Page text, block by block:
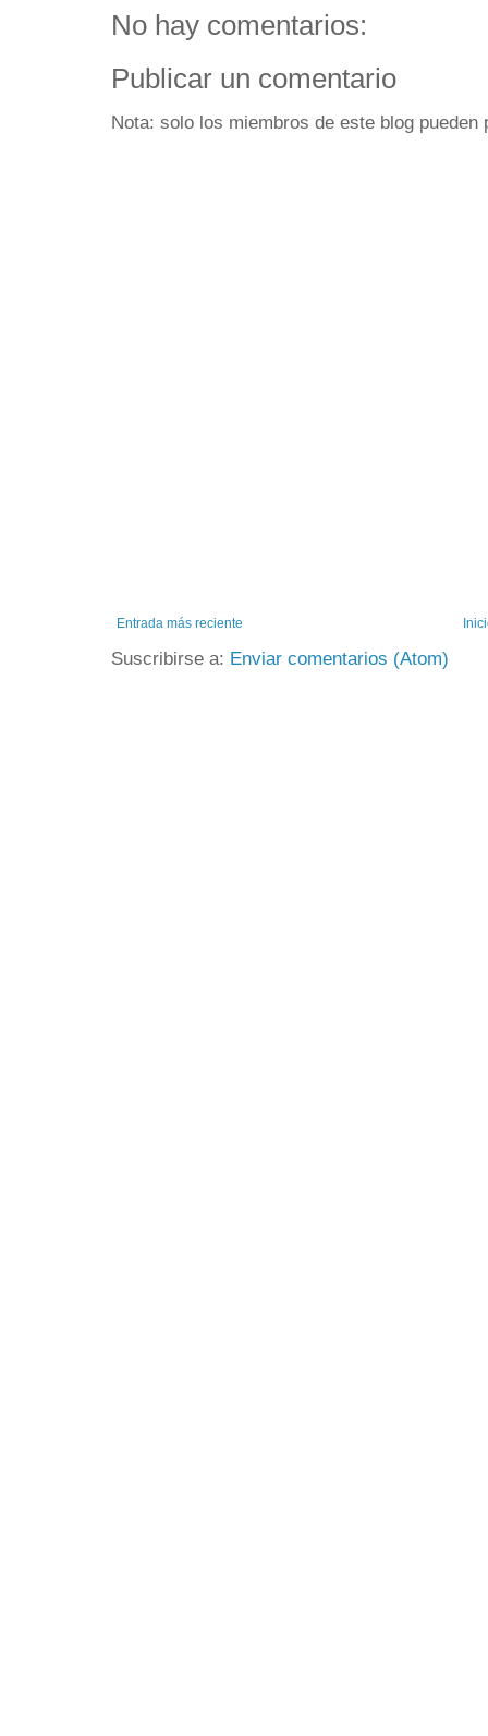
No hay comentarios:
Publicar un comentario
Nota: solo los miembros de este blog pueden
Entrada más reciente
Suscribirse a: Enviar comentarios (Atom)